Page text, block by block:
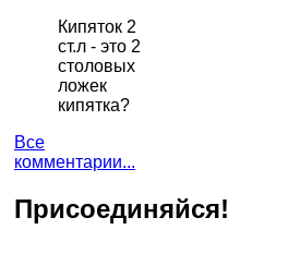
Кипяток 2
ст.л - это 2
столовых
ложек
кипятка?
Все
комментарии...
Присоединяйся!